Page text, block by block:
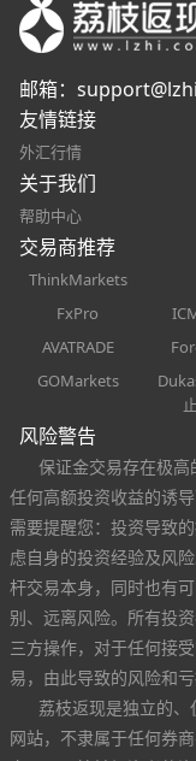
邮箱：
友情链接
外汇行情
关于我们
帮助中心
交易商推荐
ThinkMarkets
FxPro
AVATRADE
GOMarkets
风险警告
保证金交易存在极
任何高额投资收益的诱
需要提醒您：投资导致
虑自身的投资经验及风
杆交易本身，同时也有
别、远离风险。所有投
三方操作，对于任何接
易，由此导致的风险和
荔枝返现是独立的
网站，不隶属于任何券